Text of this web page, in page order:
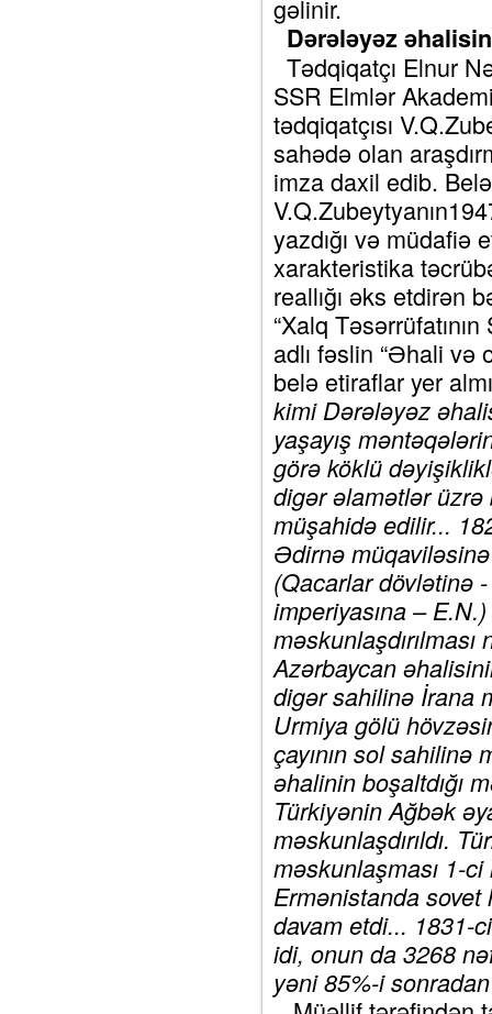
gəlinir.
Dərələyəz
Tədqiqatçı Elnur
SSR Elmlər
tədqiqatçısı
sahədə olan
imza daxil edib.
yazdığı və müdafiə
xarakteristika
reallığı əks etdirən
“Xalq
adlı fəslin “Əhali və
belə etiraflar yer
kimi Dərələyəz
yaşayış
görə köklü
digər əlamətlər
müşahidə edilir...
Ədirnə
(Qacarlar dövlətinə
imperiyasına –
Azərbaycan
digər sahilinə İrana
Urmiya gölü
çayının sol sahilinə
əhalinin boşaltdığı
Türkiyənin Ağbək
məskunlaşdırıldı.
məskunlaşması 1-
Ermənistanda
davam etdi... 1831-
idi, onun da 3268
yəni 85%-i